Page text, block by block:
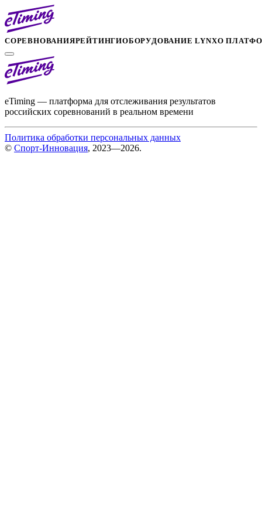
СОРЕВНОВАНИЯРЕЙТИНГИОБОРУДОВАНИЕ LYNXО
eTiming — платформа для отслеживания результатов
российских соревнований в реальном времени
Политика обработки персональных данных
© Спорт-Инновация, 2023—2026.